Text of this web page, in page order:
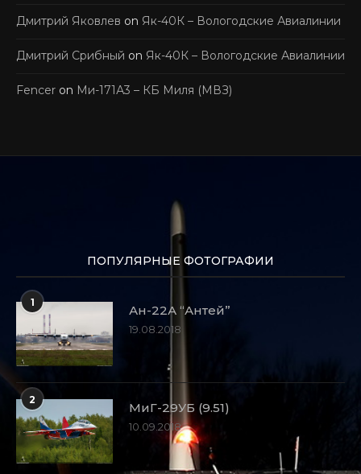
Дмитрий Яковлев on Як-40К – Вологодские Авиалинии
Дмитрий Срибный on Як-40К – Вологодские Авиалинии
Fencer on Ми-171А3 – КБ Миля (МВЗ)
ПОПУЛЯРНЫЕ ФОТОГРАФИИ
1
Ан-22А “Антей”
19.08.2018
2
МиГ-29УБ (9.51)
10.09.2018